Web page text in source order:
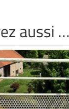
aussi …